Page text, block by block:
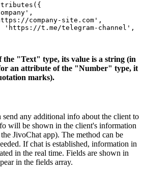
company-site.com',
'https://t.me/telegram-channel',
"Text" type, its value is a string (in
an attribute of the "Number" type, it
marks).
any additional info about the client to
will be shown in the client's information
JivoChat app). The method can be
If chat is established, information in
in the real time. Fields are shown in
in the fields array.